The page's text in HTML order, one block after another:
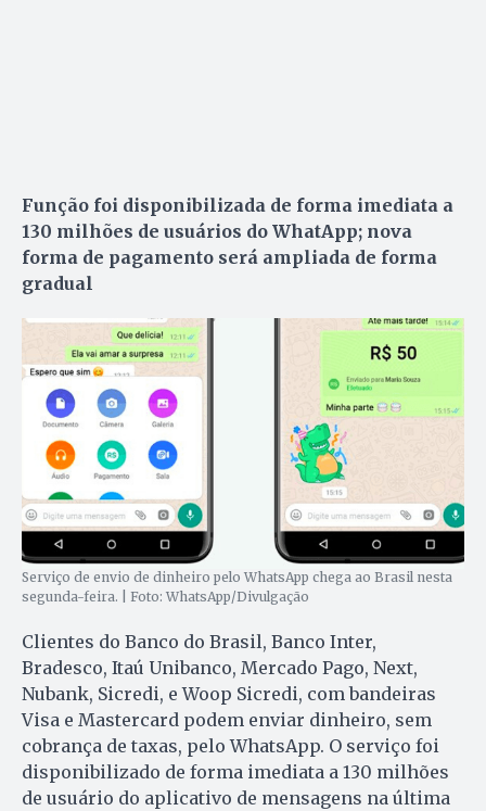
Função foi disponibilizada de forma imediata a
130 milhões de usuários do WhatApp; nova
forma de pagamento será ampliada de forma
gradual
Serviço de envio de dinheiro pelo WhatsApp chega ao Brasil nesta
segunda-feira. | Foto: WhatsApp/Divulgação
Clientes do Banco do Brasil, Banco Inter,
Bradesco, Itaú Unibanco, Mercado Pago, Next,
Nubank, Sicredi, e Woop Sicredi, com bandeiras
Visa e Mastercard podem enviar dinheiro, sem
cobrança de taxas, pelo WhatsApp. O serviço foi
disponibilizado de forma imediata a 130 milhões
de usuário do aplicativo de mensagens na última